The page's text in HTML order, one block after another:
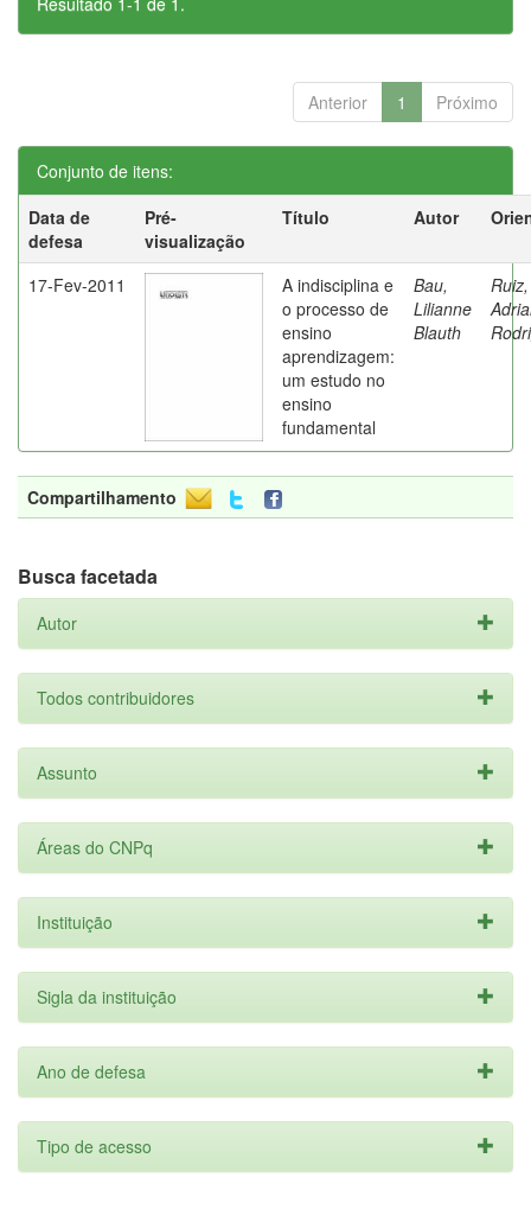
Anterior 1 Próximo
Conjunto de itens:
Data de
defesa
Pré-
visualização
Título Autor
17-Fev-2011
A indisciplina e
o processo de
ensino
aprendizagem:
um estudo no
ensino
fundamental
Bau,
Lilianne
Blauth
Ruiz,
Compartilhamento
Busca facetada
Autor
Todos contribuidores
Assunto
Áreas do CNPq
Instituição
Sigla da instituição
Ano de defesa
Tipo de acesso